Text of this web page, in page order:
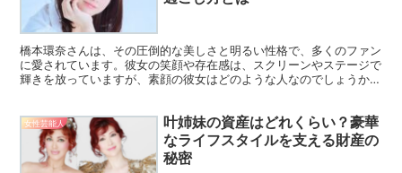
橋本環奈さんは、その圧倒的な美しさと明るい性格で、多くのファン
に愛されています。彼女の笑顔や存在感は、スクリーンやステージで
輝きを放っていますが、素顔の彼女はどのような人なのでしょうか。
女性芸能人
叶姉妹の資産はどれくらい？豪華
なライフスタイルを支える財産の
秘密